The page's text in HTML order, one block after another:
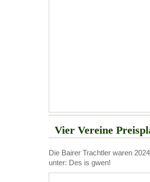
Vier Vereine
Die Bairer Trachtler waren
unter: Des is gwen!